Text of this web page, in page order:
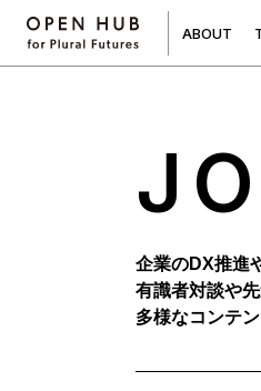
ABOUT
企業のDX推進
有識者対談や
多様なコンテン